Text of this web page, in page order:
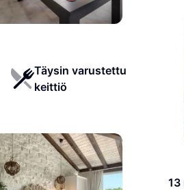
Täysin varustettu
keittiö
13